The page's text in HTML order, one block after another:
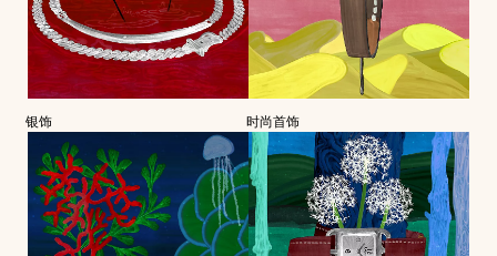
银饰 时尚首饰